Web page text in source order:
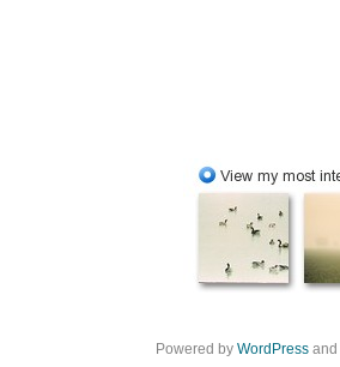
Powered by WordPress and